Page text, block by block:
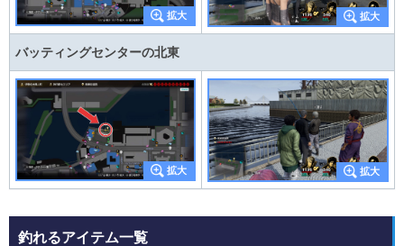
バッティングセンターの北東
釣れるアイテム一覧